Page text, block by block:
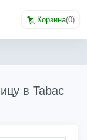
Корзина(0)
в Tabac